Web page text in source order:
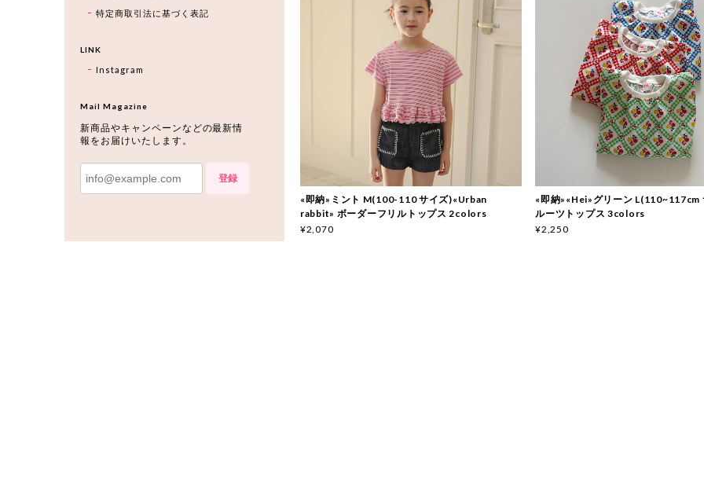
«即納»ミント M(100-110 サイズ)«Urban
rabbit» ボーダーフリルトップス 2colors
¥2,070
«即納»«Hei»グリーン L(110~117cm
ルーツトップス 3colors
¥2,250
特定商取引法に基づく表記
LINK
Instagram
Mail Magazine
新商品やキャンペーンなどの最新情
報をお届けいたします。
登録